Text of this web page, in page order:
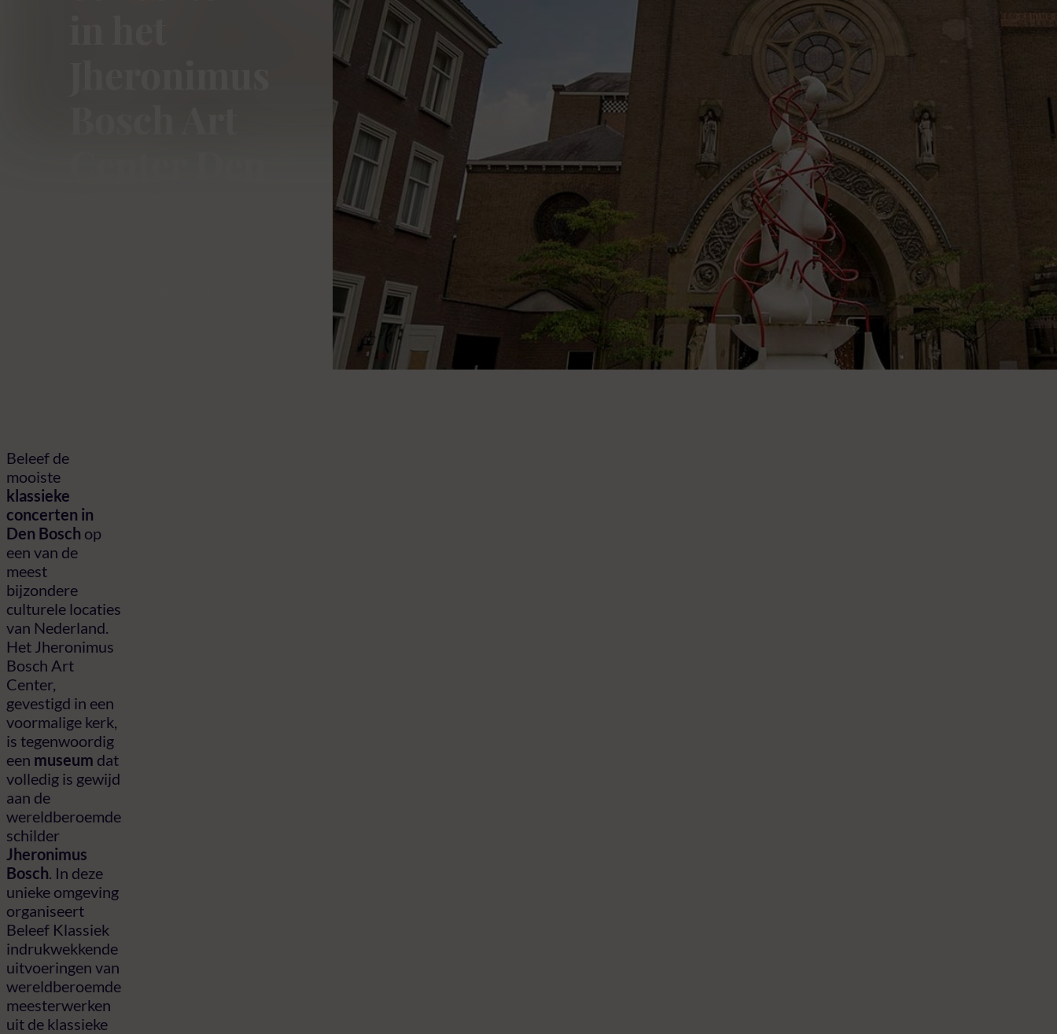
Beleef de
mooiste
klassieke
concerten in
Den Bosch op
een van de
meest
bijzondere
culturele locaties
van Nederland.
Het Jheronimus
Bosch Art
Center,
gevestigd in een
voormalige kerk,
is tegenwoordig
een museum dat
volledig is gewijd
aan de
wereldberoemde
schilder
Jheronimus
Bosch . In deze
unieke omgeving
organiseert
Beleef Klassiek
indrukwekkende
uitvoeringen van
wereldberoemde
meesterwerken
uit de klassieke